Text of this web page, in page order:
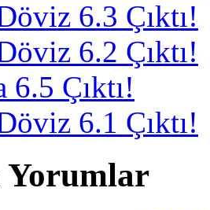
6.3 Çıktı!
6.2 Çıktı!
6.5 Çıktı!
6.1 Çıktı!
Yorumlar